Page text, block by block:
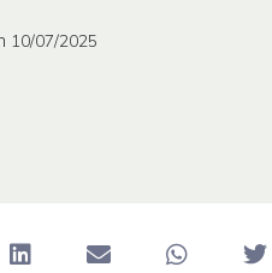
10/07/2025